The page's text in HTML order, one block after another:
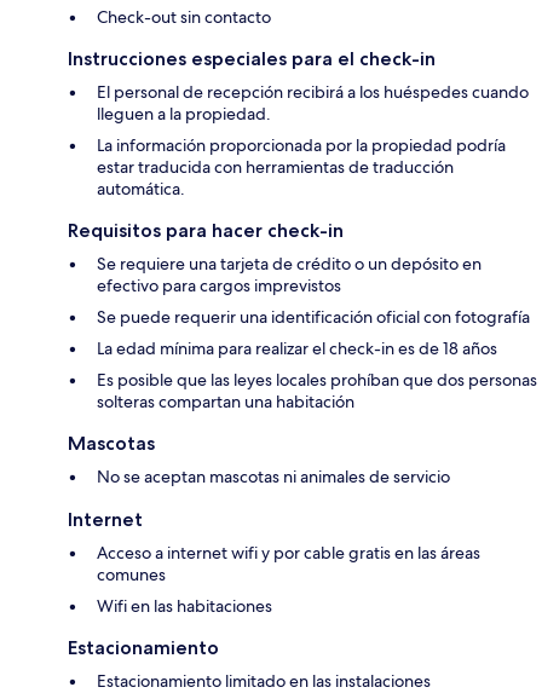
Check-out sin contacto
Instrucciones especiales para el check-in
El personal de recepción recibirá a los huéspedes cuando
lleguen a la propiedad.
La información proporcionada por la propiedad podría
estar traducida con herramientas de traducción
automática.
Requisitos para hacer check-in
Se requiere una tarjeta de crédito o un depósito en
efectivo para cargos imprevistos
Se puede requerir una identificación oficial con fotografía
La edad mínima para realizar el check-in es de 18 años
Es posible que las leyes locales prohíban que dos personas
solteras compartan una habitación
Mascotas
No se aceptan mascotas ni animales de servicio
Internet
Acceso a internet wifi y por cable gratis en las áreas
comunes
Wifi en las habitaciones
Estacionamiento
Estacionamiento limitado en las instalaciones